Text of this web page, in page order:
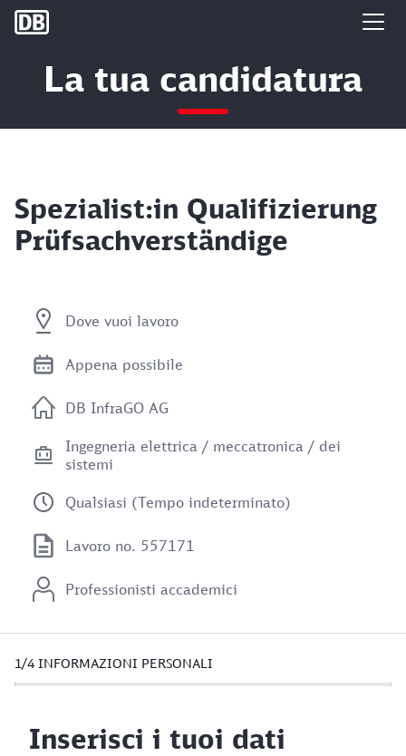
DB Group
La tua candidatura
Spezialist:in Qualifizierung
Prüfsachverständige
Dove vuoi lavoro
Appena possibile
DB InfraGO AG
Ingegneria elettrica / meccatronica / dei
sistemi
Qualsiasi (Tempo indeterminato)
Lavoro no. 557171
Professionisti accademici
1/4 INFORMAZIONI PERSONALI
Inserisci i tuoi dati